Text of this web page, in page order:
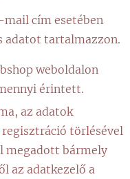
mail cím esetében
adatot tartalmazzon.
weboldalon
érintett.
az adatok
törlésével
megadott bármely
az adatkezelő a